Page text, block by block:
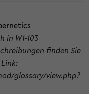
in W1-103
finden Sie
glossary/view.php?